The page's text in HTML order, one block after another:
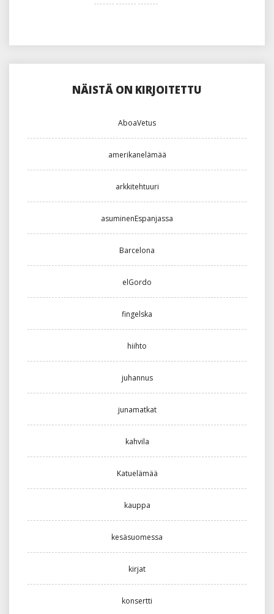
NÄISTÄ ON KIRJOITETTU
AboaVetus
amerikanelämää
arkkitehtuuri
asuminenEspanjassa
Barcelona
elGordo
fingelska
hiihto
juhannus
junamatkat
kahvila
Katuelämää
kauppa
kesäsuomessa
kirjat
konsertti